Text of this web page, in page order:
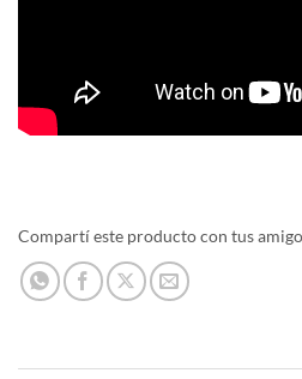
Compartí este producto con tus